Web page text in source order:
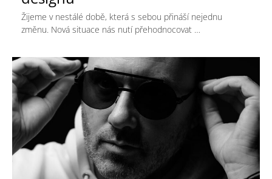
Žijeme v nestálé době, která s sebou přináší nejednu
změnu. Nová situace nás nutí přehodnocovat …